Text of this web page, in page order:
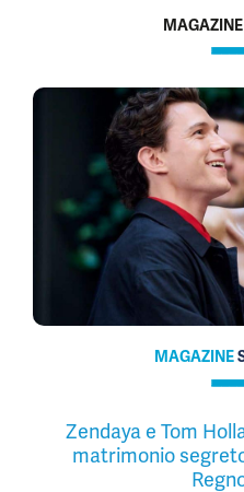
MAGAZINE
MAGAZINE
Zendaya e Tom
matrimonio